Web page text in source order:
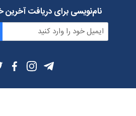
نام‌نویسی برای دریافت